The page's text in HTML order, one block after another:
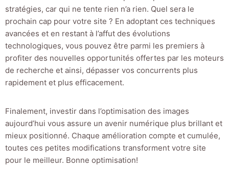
stratégies, car qui ne tente rien n’a rien. Quel sera le
prochain cap pour votre site ? En adoptant ces techniques
avancées et en restant à l’affut des évolutions
technologiques, vous pouvez être parmi les premiers à
profiter des nouvelles opportunités offertes par les moteurs
de recherche et ainsi, dépasser vos concurrents plus
rapidement et plus efficacement.
Finalement, investir dans l’optimisation des images
aujourd’hui vous assure un avenir numérique plus brillant et
mieux positionné. Chaque amélioration compte et cumulée,
toutes ces petites modifications transforment votre site
pour le meilleur. Bonne optimisation!